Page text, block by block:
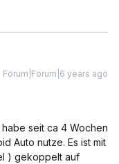
Forum|Forum|6 years ago
seit ca 4 Wochen
Auto nutze. Es ist mit
) gekoppelt auf